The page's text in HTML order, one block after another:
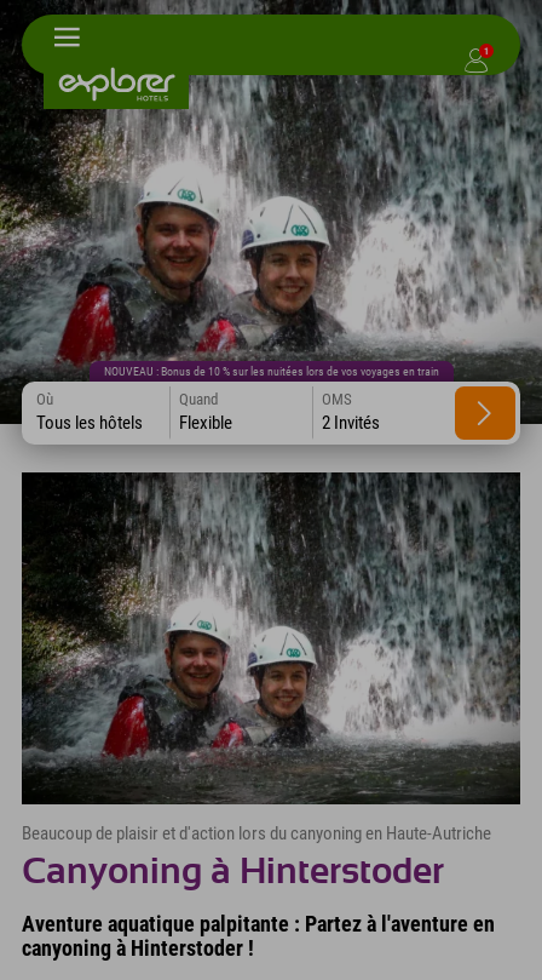
1
NOUVEAU : Bonus de 10 % sur les nuitées lors de vos voyages en train
Où
Tous les hôtels
Quand
Flexible
OMS
2 Invités
Beaucoup de plaisir et d'action lors du canyoning en Haute-Autriche
Canyoning à Hinterstoder
Aventure aquatique palpitante : Partez à l'aventure en
canyoning à Hinterstoder !